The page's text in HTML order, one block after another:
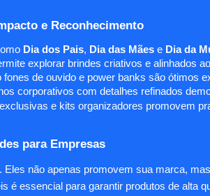
e Reconhecimento
Dia dos Pais, Dia das Mães e Dia da
explorar brindes criativos e alinhados
de ouvido e power banks são ótimos
corporativos com detalhes refinados
e kits organizadores promovem
para Empresas
não apenas promovem sua marca,
é essencial para garantir produtos de alta